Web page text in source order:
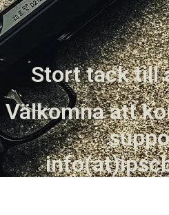
Stort tack till
Välkomna att